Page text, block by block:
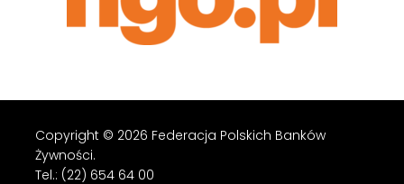
Copyright © 2026 Federacja Polskich Banków
Żywności.
Tel.: (22) 654 64 00